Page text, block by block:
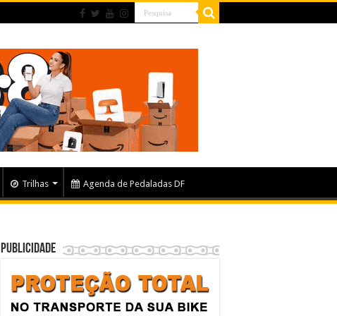
Trilhas Agenda de Pedaladas DF
Publicidade